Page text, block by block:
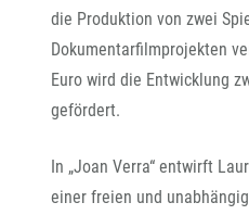
die Produktion von zwei
Dokumentarfilmprojekten
Euro wird die Entwicklung
gefördert.
In „Joan Verra“ entwirft
einer freien und